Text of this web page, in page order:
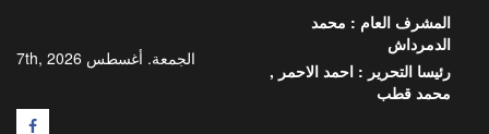
المحتوى
الجمعة. أغسطس 7th, 2026
المشرف العام : محمد
الدمرداش
رئيسا التحرير : احمد الاحمر ,
محمد قطب
F